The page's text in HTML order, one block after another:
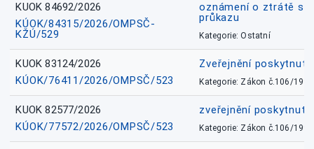
KUOK 84692/2026
KÚOK/84315/2026/OMPSČ-
KŽÚ/529
oznámení o ztrátě
průkazu
Kategorie: Ostatní
KUOK 83124/2026
KÚOK/76411/2026/OMPSČ/523
Zveřejnění
Kategorie: Zákon č.106/1999
KUOK 82577/2026
KÚOK/77572/2026/OMPSČ/523
zveřejnění
Kategorie: Zákon č.106/1999